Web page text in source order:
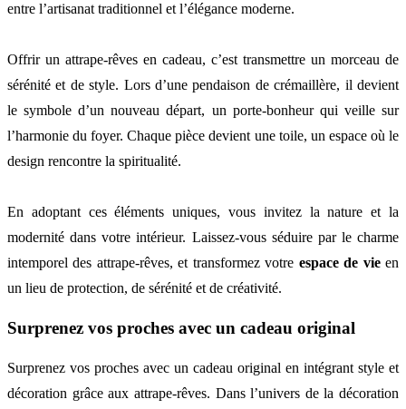
entre l’artisanat traditionnel et l’élégance moderne.
Offrir un attrape-rêves en cadeau, c’est transmettre un morceau de
sérénité et de style. Lors d’une pendaison de crémaillère, il devient
le symbole d’un nouveau départ, un porte-bonheur qui veille sur
l’harmonie du foyer. Chaque pièce devient une toile, un espace où le
design rencontre la spiritualité.
En adoptant ces éléments uniques, vous invitez la nature et la
modernité dans votre intérieur. Laissez-vous séduire par le charme
intemporel des attrape-rêves, et transformez votre espace de vieen
un lieu de protection, de sérénité et de créativité.
Surprenez vos proches avec un cadeau original
Surprenez vos proches avec un cadeau original en intégrant style et
décoration grâce aux attrape-rêves. Dans l’univers de la décoration